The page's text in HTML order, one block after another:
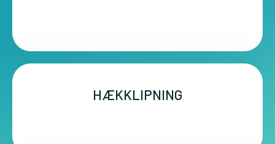
HÆKKLIPNING